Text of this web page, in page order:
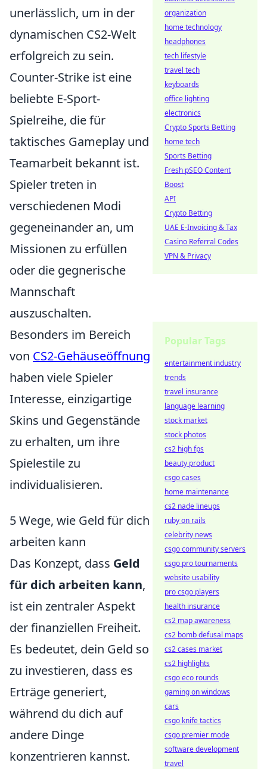
unerlässlich, um in der
dynamischen CS2-Welt
erfolgreich zu sein.
Counter-Strike ist eine
beliebte E-Sport-
Spielreihe, die für
taktisches Gameplay und
Teamarbeit bekannt ist.
Spieler treten in
verschiedenen Modi
gegeneinander an, um
Missionen zu erfüllen
oder die gegnerische
Mannschaft
auszuschalten.
Besonders im Bereich
von CS2-Gehäuseöffnung
haben viele Spieler
Interesse, einzigartige
Skins und Gegenstände
zu erhalten, um ihre
Spielestile zu
individualisieren.
5 Wege, wie Geld für dich
arbeiten kann
Das Konzept, dass Geld
für dich arbeiten kann,
ist ein zentraler Aspekt
der finanziellen Freiheit.
Es bedeutet, dein Geld so
zu investieren, dass es
Erträge generiert,
während du dich auf
andere Dinge
konzentrieren kannst.
organization
home technology
headphones
tech lifestyle
travel tech
keyboards
office lighting
electronics
Crypto Sports Betting
home tech
Sports Betting
Fresh pSEO Content
Boost
API
Crypto Betting
UAE E-Invoicing & Tax
Casino Referral Codes
VPN & Privacy
Popular Tags
entertainment industry
trends
travel insurance
language learning
stock market
stock photos
cs2 high fps
beauty product
csgo cases
home maintenance
cs2 nade lineups
ruby on rails
celebrity news
csgo community servers
csgo pro tournaments
website usability
pro csgo players
health insurance
cs2 map awareness
cs2 bomb defusal maps
cs2 cases market
cs2 highlights
csgo eco rounds
gaming on windows
cars
csgo knife tactics
csgo premier mode
software development
travel